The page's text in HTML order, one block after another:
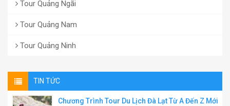
Tour Quảng Ngãi
Tour Quảng Nam
Tour Quảng Ninh
TIN TỨC
Chương Trình Tour Du Lịch Đà Lạt Từ A Đến Z Mới